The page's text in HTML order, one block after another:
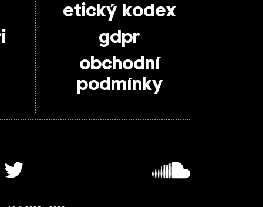
etický kodex
gdpr
obchodní
podmínky